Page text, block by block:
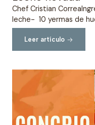
Chef Cristian
leche- 10 yermas de
Leer artículo